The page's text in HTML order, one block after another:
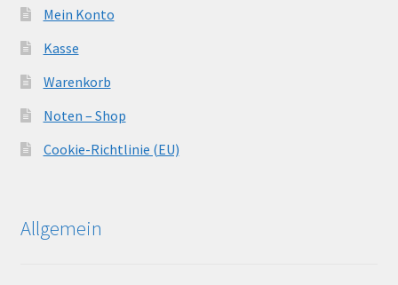
Mein Konto
Kasse
Warenkorb
Noten – Shop
Cookie-Richtlinie (EU)
Allgemein